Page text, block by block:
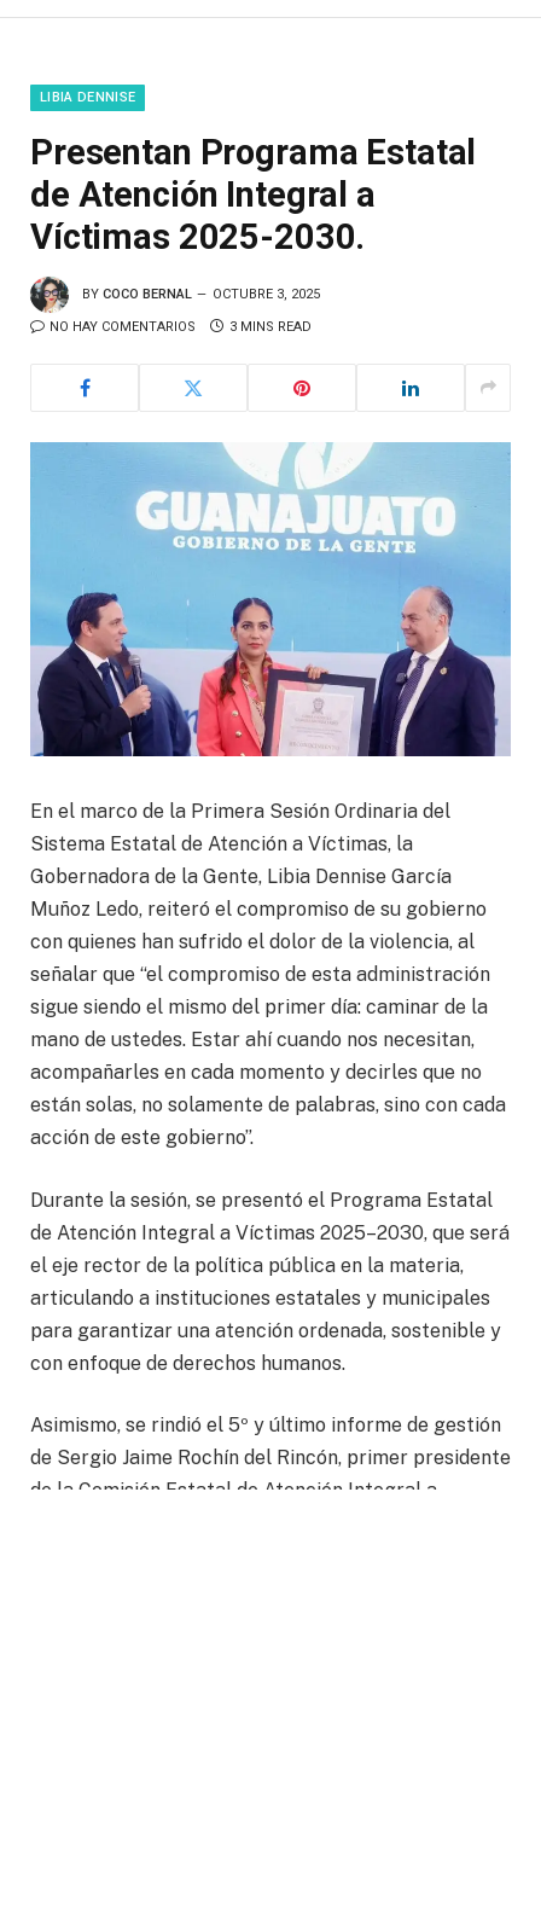
LIBIA DENNISE
Presentan Programa Estatal
de Atención Integral a
Víctimas 2025-2030.
BY COCO BERNAL OCTUBRE 3, 2025
NO HAY COMENTARIOS 3 MINS READ
En el marco de la Primera Sesión Ordinaria del
Sistema Estatal de Atención a Víctimas, la
Gobernadora de la Gente, Libia Dennise García
Muñoz Ledo, reiteró el compromiso de su gobierno
con quienes han sufrido el dolor de la violencia, al
señalar que “el compromiso de esta administración
sigue siendo el mismo del primer día: caminar de la
mano de ustedes. Estar ahí cuando nos necesitan,
acompañarles en cada momento y decirles que no
están solas, no solamente de palabras, sino con cada
acción de este gobierno”.
Durante la sesión, se presentó el Programa Estatal
de Atención Integral a Víctimas 2025–2030, que será
el eje rector de la política pública en la materia,
articulando a instituciones estatales y municipales
para garantizar una atención ordenada, sostenible y
con enfoque de derechos humanos.
Asimismo, se rindió el 5º y último informe de gestión
de Sergio Jaime Rochín del Rincón, primer presidente
de la Comisión Estatal de Atención Integral a